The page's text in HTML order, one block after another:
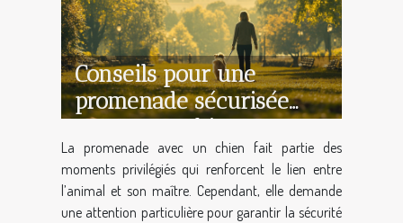
Conseils pour une
promenade sécurisée
avec votre chien
La promenade avec un chien fait partie des
moments privilégiés qui renforcent le lien entre
l’animal et son maître. Cependant, elle demande
une attention particulière pour garantir la sécurité